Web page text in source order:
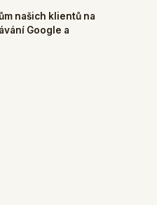
našich klientů na
Google a